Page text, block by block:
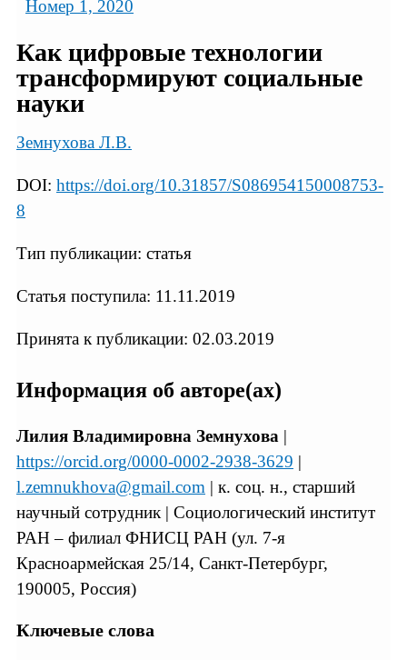
Номер 1, 2020
Как цифровые технологии
трансформируют социальные
науки
Земнухова Л.В.
DOI: https://doi.org/10.31857/S086954150008753-
8
Тип публикации: статья
Статья поступила: 11.11.2019
Принята к публикации: 02.03.2019
Информация об авторе(ах)
Лилия Владимировна Земнухова |
https://orcid.org/0000-0002-2938-3629 |
l.zemnukhova@gmail.com | к. соц. н., старший
научный сотрудник | Социологический институт
РАН – филиал ФНИСЦ РАН (ул. 7-я
Красноармейская 25/14, Санкт-Петербург,
190005, Россия)
Ключевые слова